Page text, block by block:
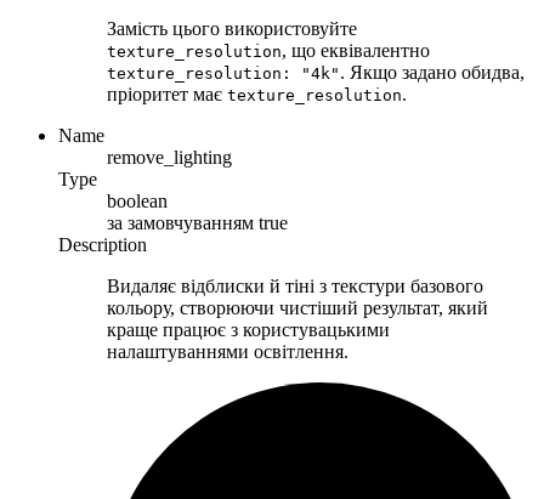
Замість цього використовуйте
texture_resolution, що еквівалентно
texture_resolution: "4k" . Якщо задано обидва,
пріоритет має texture_resolution.
Name
remove_lighting
Type
boolean
за замовчуванням true
Description
Видаляє відблиски й тіні з текстури базового
кольору, створюючи чистіший результат, який
краще працює з користувацькими
налаштуваннями освітлення.